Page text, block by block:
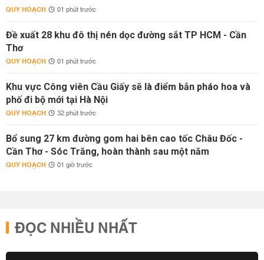
QUY HOẠCH 01 phút trước
Đề xuất 28 khu đô thị nén dọc đường sắt TP HCM - Cần
Thơ
QUY HOẠCH 01 phút trước
Khu vực Công viên Cầu Giấy sẽ là điểm bắn pháo hoa và
phố đi bộ mới tại Hà Nội
QUY HOẠCH 32 phút trước
Bổ sung 27 km đường gom hai bên cao tốc Châu Đốc -
Cần Thơ - Sóc Trăng, hoàn thành sau một năm
QUY HOẠCH 01 giờ trước
ĐỌC NHIỀU NHẤT